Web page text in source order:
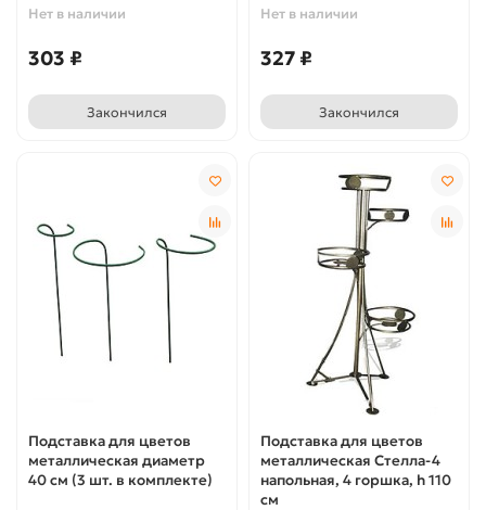
Нет в наличии
303 ₽
Закончился
Нет в наличии
327 ₽
Закончился
Подставка для цветов
металлическая диаметр
40 см (3 шт. в комплекте)
Подставка для цветов
металлическая Стелла-4
напольная, 4 горшка, h 110
см